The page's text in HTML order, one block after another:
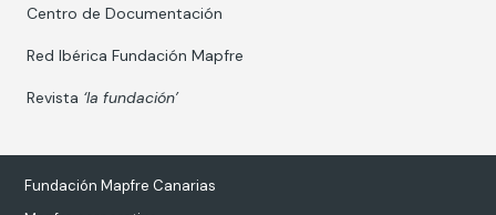
Centro de Documentación
Red Ibérica Fundación Mapfre
Revista ‘la fundación’
Fundación Mapfre Canarias